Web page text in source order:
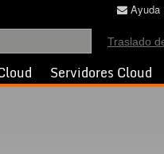
Ayuda
Traslado
Servidores Cloud